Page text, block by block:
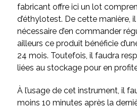
fabricant offre ici un lot
d’éthylotest. De cette manière, il
nécessaire d’en commander
ailleurs ce produit bénéficie
24 mois. Toutefois, il faudra
liées au stockage pour en
À l’usage de cet instrument, il
moins 10 minutes après la